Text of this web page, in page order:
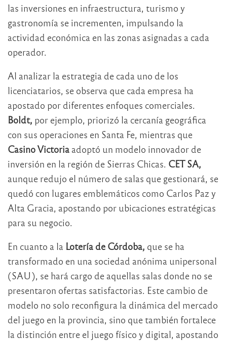
las inversiones en infraestructura, turismo y
gastronomía se incrementen, impulsando la
actividad económica en las zonas asignadas a cada
operador.
Al analizar la estrategia de cada uno de los
licenciatarios, se observa que cada empresa ha
apostado por diferentes enfoques comerciales.
Boldt, por ejemplo, priorizó la cercanía geográfica
con sus operaciones en Santa Fe, mientras que
Casino Victoria adoptó un modelo innovador de
inversión en la región de Sierras Chicas. CET SA,
aunque redujo el número de salas que gestionará, se
quedó con lugares emblemáticos como Carlos Paz y
Alta Gracia, apostando por ubicaciones estratégicas
para su negocio.
En cuanto a la Lotería de Córdoba, que se ha
transformado en una sociedad anónima unipersonal
(SAU), se hará cargo de aquellas salas donde no se
presentaron ofertas satisfactorias. Este cambio de
modelo no solo reconfigura la dinámica del mercado
del juego en la provincia, sino que también fortalece
la distinción entre el juego físico y digital, apostando